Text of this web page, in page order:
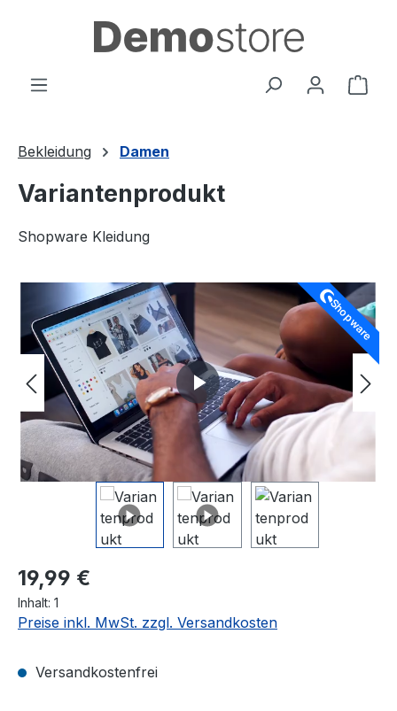
Zum Hauptinhalt springen
Bekleidung Damen
Variantenprodukt
Shopware Kleidung
Bildergalerie überspringen
Shopware
Video
abspielen
Regulärer Preis:
19,99 €
Inhalt: 1
Preise inkl. MwSt. zzgl. Versandkosten
Versandkostenfrei